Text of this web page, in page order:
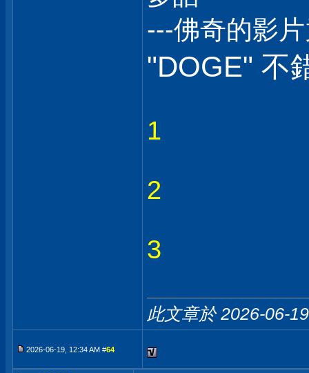
---佛奇的影
"DOGE" 不
1
2
3
此文章於 2026-06-
2026-06-19, 12:34 AM #64